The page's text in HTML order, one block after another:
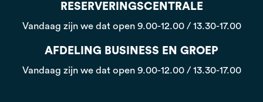
RESERVERINGSCENTRALE
Vandaag zijn we dat open 9.00-12.00 / 13.30-17.00
AFDELING BUSINESS EN GROEP
Vandaag zijn we dat open 9.00-12.00 / 13.30-17.00